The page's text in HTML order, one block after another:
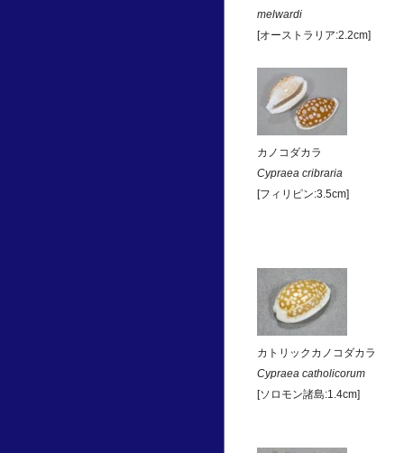
melwardi
[オーストラリア:2.2cm]
カノコダカラ
Cypraea cribraria
[フィリピン:3.5cm]
カトリックカノコダカラ
Cypraea catholicorum
[ソロモン諸島:1.4cm]